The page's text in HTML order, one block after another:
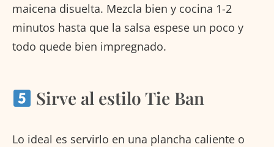
maicena disuelta. Mezcla bien y cocina 1-2
minutos hasta que la salsa espese un poco y
todo quede bien impregnado.
Sirve al estilo Tie Ban
Lo ideal es servirlo en una plancha caliente o